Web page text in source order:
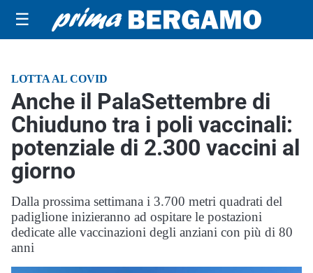
☰
LOTTA AL COVID
Anche il PalaSettembre di
Chiuduno tra i poli vaccinali:
potenziale di 2.300 vaccini al
giorno
Dalla prossima settimana i 3.700 metri quadrati del
padiglione inizieranno ad ospitare le postazioni
dedicate alle vaccinazioni degli anziani con più di 80
anni